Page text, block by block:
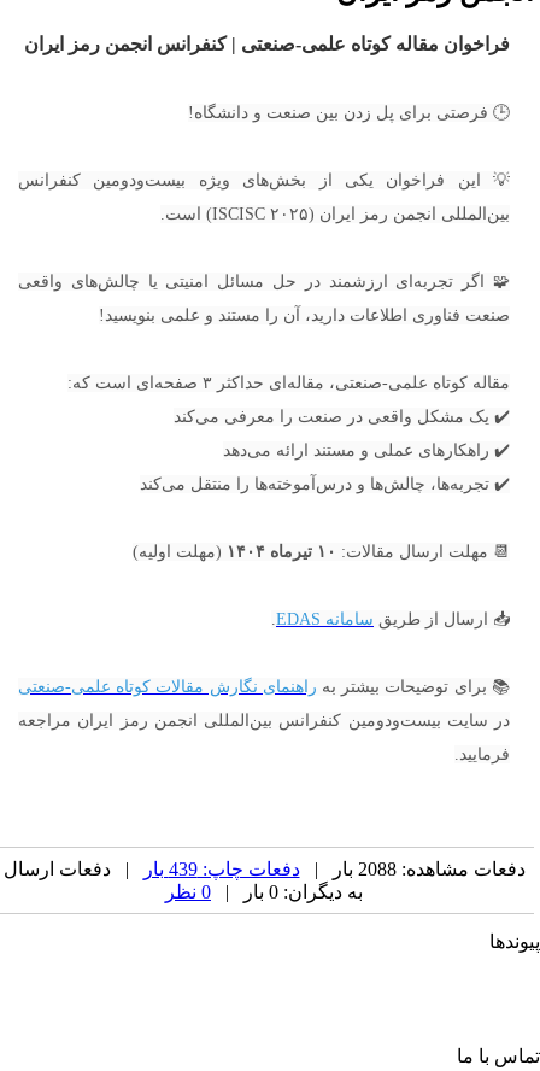
فراخوان مقاله کوتاه علمی-صنعتی | کنفرانس انجمن رمز ایران
🕒 فرصتی برای پل زدن بین صنعت و دانشگاه!
💡 این فراخوان یکی از بخش‌های ویژه بیست‌ودومین کنفرانس
بین‌المللی انجمن رمز ایران (ISCISC ۲۰۲۵) است.
🧩 اگر تجربه‌ای ارزشمند در حل مسائل امنیتی یا چالش‌های واقعی
صنعت فناوری اطلاعات دارید، آن را مستند و علمی بنویسید!
مقاله کوتاه علمی-صنعتی، مقاله‌ای حداکثر ۳ صفحه‌ای است که:
✔️ یک مشکل واقعی در صنعت را معرفی می‌کند
✔️ راهکارهای عملی و مستند ارائه می‌دهد
✔️ تجربه‌ها، چالش‌ها و درس‌آموخته‌ها را منتقل می‌کند
📆 مهلت ارسال مقالات:۱۰ تیرماه ۱۴۰۴ (مهلت اولیه)
📥 ارسال از طریقسامانه EDAS .
📚 برای توضیحات بیشتر بهراهنمای نگارش مقالات کوتاه علمی-صنعتی
در سایت بیست‌ودومین کنفرانس بین‌المللی انجمن رمز ایران مراجعه
فرمایید.
دفعات مشاهده: 2088 بار | دفعات چاپ: 439 بار
| دفعات ارسال
به دیگران: 0 بار |
با ما